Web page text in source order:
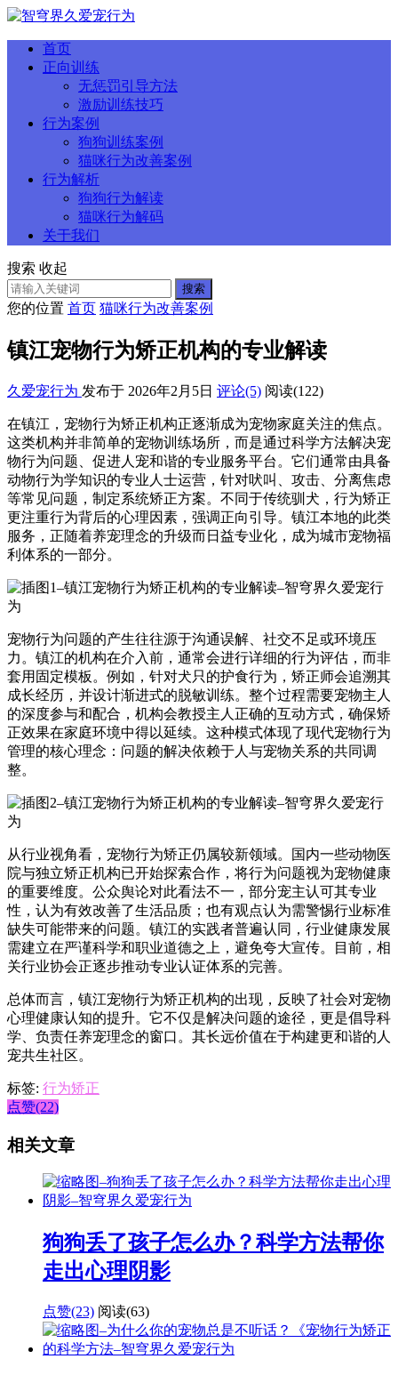
首页
正向训练
无惩罚引导方法
激励训练技巧
行为案例
狗狗训练案例
猫咪行为改善案例
行为解析
狗狗行为解读
猫咪行为解码
关于我们
搜索 收起
搜索
您的位置 首页 猫咪行为改善案例
镇江宠物行为矫正机构的专业解读
久爱宠行为 发布于 2026年2月5日 评论(5) 阅读(122)
在镇江，宠物行为矫正机构正逐渐成为宠物家庭关注的焦点。
这类机构并非简单的宠物训练场所，而是通过科学方法解决宠
物行为问题、促进人宠和谐的专业服务平台。它们通常由具备
动物行为学知识的专业人士运营，针对吠叫、攻击、分离焦虑
等常见问题，制定系统矫正方案。不同于传统驯犬，行为矫正
更注重行为背后的心理因素，强调正向引导。镇江本地的此类
服务，正随着养宠理念的升级而日益专业化，成为城市宠物福
利体系的一部分。
宠物行为问题的产生往往源于沟通误解、社交不足或环境压
力。镇江的机构在介入前，通常会进行详细的行为评估，而非
套用固定模板。例如，针对犬只的护食行为，矫正师会追溯其
成长经历，并设计渐进式的脱敏训练。整个过程需要宠物主人
的深度参与和配合，机构会教授主人正确的互动方式，确保矫
正效果在家庭环境中得以延续。这种模式体现了现代宠物行为
管理的核心理念：问题的解决依赖于人与宠物关系的共同调
整。
从行业视角看，宠物行为矫正仍属较新领域。国内一些动物医
院与独立矫正机构已开始探索合作，将行为问题视为宠物健康
的重要维度。公众舆论对此看法不一，部分宠主认可其专业
性，认为有效改善了生活品质；也有观点认为需警惕行业标准
缺失可能带来的问题。镇江的实践者普遍认同，行业健康发展
需建立在严谨科学和职业道德之上，避免夸大宣传。目前，相
关行业协会正逐步推动专业认证体系的完善。
总体而言，镇江宠物行为矫正机构的出现，反映了社会对宠物
心理健康认知的提升。它不仅是解决问题的途径，更是倡导科
学、负责任养宠理念的窗口。其长远价值在于构建更和谐的人
宠共生社区。
标签: 行为矫正
点赞(22)
相关文章
狗狗丢了孩子怎么办？科学方法帮你
走出心理阴影
点赞(23) 阅读(63)